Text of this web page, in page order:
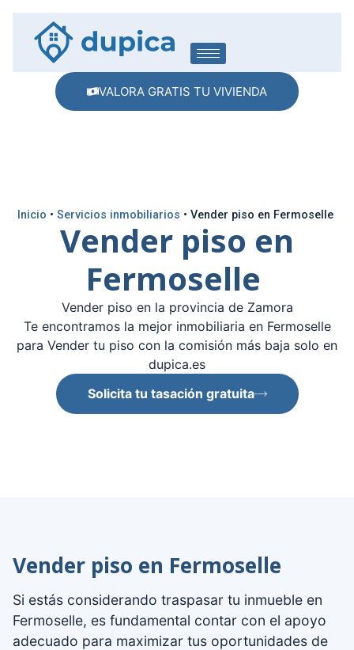
VALORA GRATIS TU VIVIENDA
Inicio • Servicios inmobiliarios • Vender piso en Fermoselle
Vender piso en
Fermoselle
Vender piso en la provincia de Zamora
Te encontramos la mejor inmobiliaria en Fermoselle
para Vender tu piso con la comisión más baja solo en
dupica.es
Solicita tu tasación gratuita
Vender piso en Fermoselle
Si estás considerando traspasar tu inmueble en
Fermoselle, es fundamental contar con el apoyo
adecuado para maximizar tus oportunidades de